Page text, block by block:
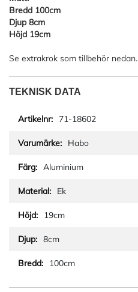
Bredd 100cm
Djup 8cm
Höjd 19cm
Se extrakrok som tillbehör nedan.
TEKNISK DATA
71-18602
Habo
Aluminium
Ek
19cm
8cm
100cm